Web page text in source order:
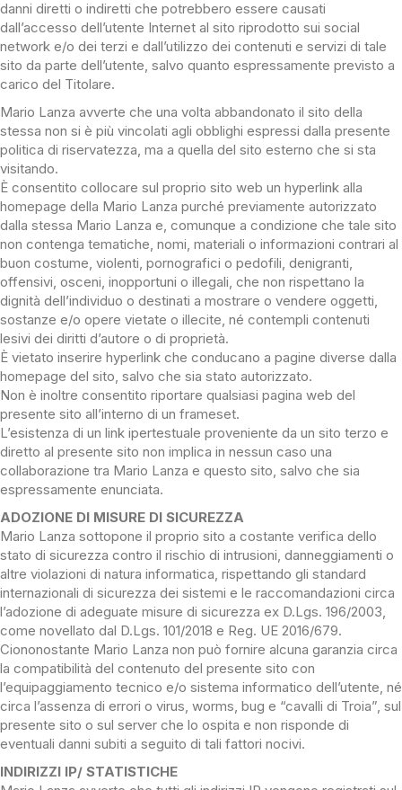
danni diretti o indiretti che potrebbero essere causati
dall’accesso dell’utente Internet al sito riprodotto sui social
network e/o dei terzi e dall’utilizzo dei contenuti e servizi di tale
sito da parte dell’utente, salvo quanto espressamente previsto a
carico del Titolare.
Mario Lanza avverte che una volta abbandonato il sito della
stessa non si è più vincolati agli obblighi espressi dalla presente
politica di riservatezza, ma a quella del sito esterno che si sta
visitando.
È consentito collocare sul proprio sito web un hyperlink alla
homepage della Mario Lanza purché previamente autorizzato
dalla stessa Mario Lanza e, comunque a condizione che tale sito
non contenga tematiche, nomi, materiali o informazioni contrari al
buon costume, violenti, pornografici o pedofili, denigranti,
offensivi, osceni, inopportuni o illegali, che non rispettano la
dignità dell’individuo o destinati a mostrare o vendere oggetti,
sostanze e/o opere vietate o illecite, né contempli contenuti
lesivi dei diritti d’autore o di proprietà.
È vietato inserire hyperlink che conducano a pagine diverse dalla
homepage del sito, salvo che sia stato autorizzato.
Non è inoltre consentito riportare qualsiasi pagina web del
presente sito all’interno di un frameset.
L’esistenza di un link ipertestuale proveniente da un sito terzo e
diretto al presente sito non implica in nessun caso una
collaborazione tra Mario Lanza e questo sito, salvo che sia
espressamente enunciata.
ADOZIONE DI MISURE DI SICUREZZA
Mario Lanza sottopone il proprio sito a costante verifica dello
stato di sicurezza contro il rischio di intrusioni, danneggiamenti o
altre violazioni di natura informatica, rispettando gli standard
internazionali di sicurezza dei sistemi e le raccomandazioni circa
l’adozione di adeguate misure di sicurezza ex D.Lgs. 196/2003,
come novellato dal D.Lgs. 101/2018 e Reg. UE 2016/679.
Ciononostante Mario Lanza non può fornire alcuna garanzia circa
la compatibilità del contenuto del presente sito con
l’equipaggiamento tecnico e/o sistema informatico dell’utente, né
circa l’assenza di errori o virus, worms, bug e “cavalli di Troia”, sul
presente sito o sul server che lo ospita e non risponde di
eventuali danni subiti a seguito di tali fattori nocivi.
INDIRIZZI IP/ STATISTICHE